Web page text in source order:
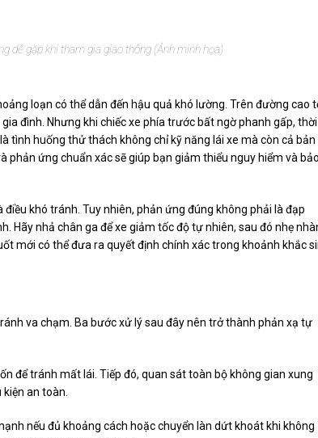
dễ gặp khi tham gia giao thông (Ảnh minh họa)
loạn có thể dẫn đến hậu quả khó lường. Trên đường cao
đình. Nhưng khi chiếc xe phía trước bất ngờ phanh gấp, thời
tình huống thử thách không chỉ kỹ năng lái xe mà còn cả bản
phản ứng chuẩn xác sẽ giúp bạn giảm thiểu nguy hiểm và bảo
khó tránh. Tuy nhiên, phản ứng đúng không phải là đạp
Hãy nhả chân ga để xe giảm tốc độ tự nhiên, sau đó nhẹ
mới có thể đưa ra quyết định chính xác trong khoảnh khắc
va chạm. Ba bước xử lý sau đây nên trở thành phản xạ tự
để tránh mất lái. Tiếp đó, quan sát toàn bộ không gian xung
an toàn.
nếu đủ khoảng cách hoặc chuyển làn dứt khoát khi không